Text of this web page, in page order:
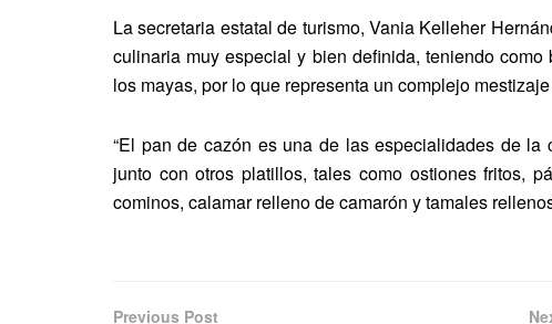
La secretaria estatal de turismo, Vania Kelleher
culinaria muy especial y bien definida, teniendo
los mayas, por lo que representa un complejo
“El pan de cazón es una de las especialidades de
junto con otros platillos, tales como ostiones fritos,
cominos, calamar relleno de camarón y tamales
Previous Post